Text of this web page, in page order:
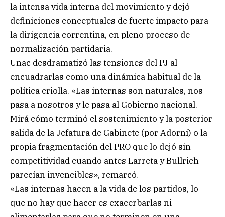
la intensa vida interna del movimiento y dejó
definiciones conceptuales de fuerte impacto para
la dirigencia correntina, en pleno proceso de
normalización partidaria.
Uñac desdramatizó las tensiones del PJ al
encuadrarlas como una dinámica habitual de la
política criolla. «Las internas son naturales, nos
pasa a nosotros y le pasa al Gobierno nacional.
Mirá cómo terminó el sostenimiento y la posterior
salida de la Jefatura de Gabinete (por Adorni) o la
propia fragmentación del PRO que lo dejó sin
competitividad cuando antes Larreta y Bullrich
parecían invencibles», remarcó.
«Las internas hacen a la vida de los partidos, lo
que no hay que hacer es exacerbarlas ni